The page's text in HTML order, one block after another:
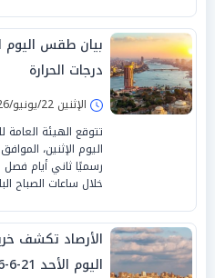
بيان طقس اليوم
درجات الحرارة
الإثنين 22/يونيو/2026 - 12:18 ص
تتوقع الهيئة
رسميًا ثاني أيام
خلال ساعات الصباح
الأرصاد تكشف
اليوم الأحد 21-6-2026